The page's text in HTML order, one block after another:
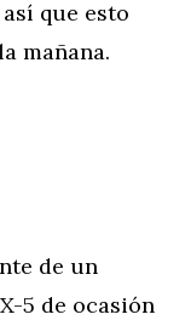
que esto
mañana.
de un
5 de ocasión